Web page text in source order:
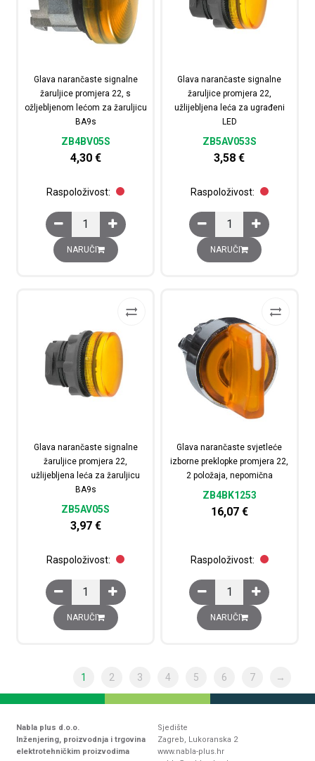
Glava narančaste signalne
žaruljice promjera 22, s
ožljebljenom lećom za žaruljicu
BA9s
ZB4BV05S
4,30 €
Raspoloživost:
Glava narančaste signalne žaruljice promjera 22, s
NARUČI
Glava narančaste signalne
žaruljice promjera 22,
užlijebljena leća za ugrađeni
LED
ZB5AV053S
3,58€
Raspoloživost:
Glava narančaste
NARUČI
Glava narančaste signalne
žaruljice promjera 22,
užlijebljena leća za žaruljicu
BA9s
ZB5AV05S
3,97 €
Raspoloživost:
Glava narančaste signalne žaruljice promjera 22,
NARUČI
Glava narančaste svjetleće
izborne preklopke promjera 22,
2 položaja, nepomična
ZB4BK1253
16,07 €
Raspoloživost:
Glava narančaste
NARUČI
1 2 3 4 5 6 7 →
Nabla plus d.o.o.
Inženjering, proizvodnja i trgovina
elektrotehničkim proizvodima
Sjedište
Zagreb, Lukoranska 2
www.nabla-plus.hr